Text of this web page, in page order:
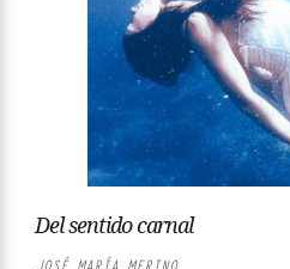
Del sentido carnal